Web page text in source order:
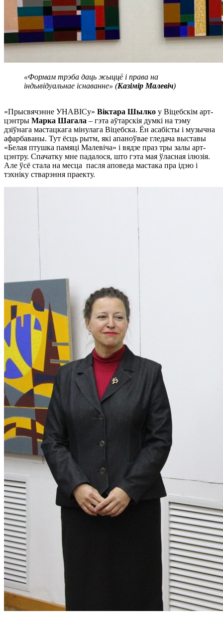
«Формам трэба даць жыццё і права на
індывідуальнае існаванне» (Kазімір Малевіч)
«Прысвячэнне УНАВІСу» Віктара Шылко у Віцебскім арт-
цэнтры Марка Шагала – гэта аўтарскія думкі на тэму
дзіўнага мастацкага мінулага Віцебска. Ён асабісты і музычна
афарбаваны. Тут ёсць рытм, які апаноўвае гледача выставы
«Белая птушка памяці Малевіча» і вядзе праз тры залы арт-
цэнтру. Спачатку мне падалося, што гэта мая ўласная ілюзія.
Але ўсё стала на месца пасля аповеда мастака пра ідэю і
тэхніку стварэння праекту.